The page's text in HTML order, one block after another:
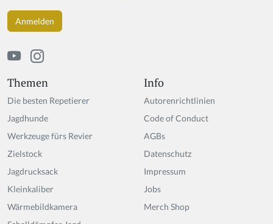
Themen
Die besten Repetierer
Jagdhunde
Werkzeuge fürs Revier
Zielstock
Jagdrucksack
Kleinkaliber
Wärmebildkamera
Info
Autorenrichtlinien
Code of Conduct
AGBs
Datenschutz
Impressum
Jobs
Merch Shop
h
a
n,
ig
n
o
r
t
hi
s
el
d